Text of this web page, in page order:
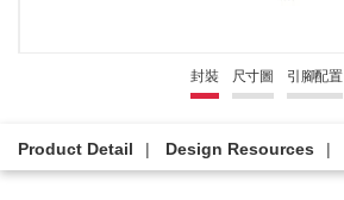
封裝 尺寸圖 引腳配置
Product Detail Design Resources